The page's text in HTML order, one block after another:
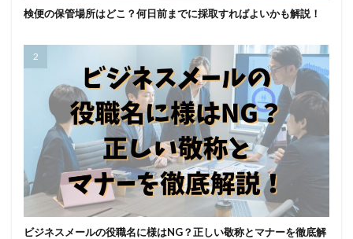
検便の保管場所はどこ？何日前までに採取すればよいかも解説！
ビジネスメールの役職名に様はNG？正しい敬称とマナーを徹底解